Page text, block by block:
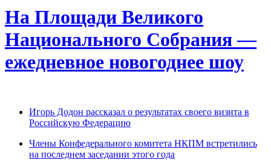
На Площади Великого
Национального Собрания —
ежедневное новогоднее шоу
Игорь Додон рассказал о результатах своего визита в
Российскую Федерацию
Члены Конфедерального комитета НКПМ встретились
на последнем заседании этого года